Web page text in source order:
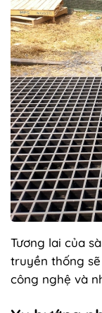
Tương lai của
truyền thống
công nghệ và